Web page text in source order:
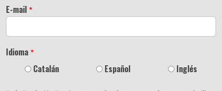
E-mail
Idioma
Catalán
Español Inglés